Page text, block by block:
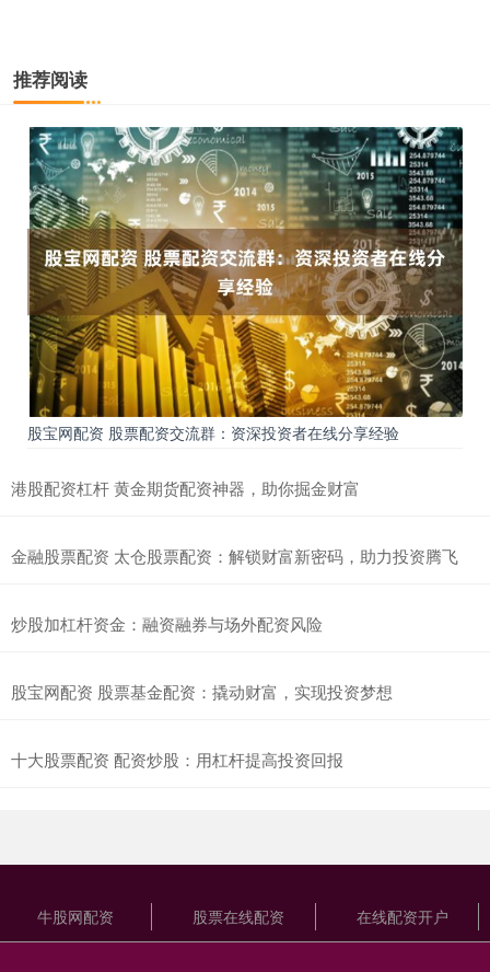
推荐阅读
股宝网配资 股票配资交流群：资深投资者在线分享经验
港股配资杠杆 黄金期货配资神器，助你掘金财富
金融股票配资 太仓股票配资：解锁财富新密码，助力投资腾飞
炒股加杠杆资金：融资融券与场外配资风险
股宝网配资 股票基金配资：撬动财富，实现投资梦想
十大股票配资 配资炒股：用杠杆提高投资回报
牛股网配资 股票在线配资 在线配资开户